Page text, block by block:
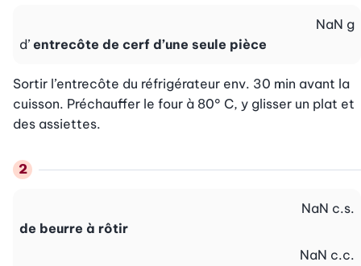
d’ entrecôte de cerf d’une seule pièce
NaN g
Sortir l’entrecôte du réfrigérateur env. 30 min avant la
cuisson. Préchauffer le four à 80° C, y glisser un plat et
des assiettes.
de beurre à rôtir
NaN c.s.
NaN c.c.